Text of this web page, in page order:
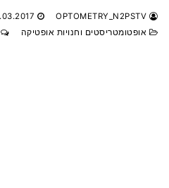
אופטומטריסטים וחנויות אופטיקה